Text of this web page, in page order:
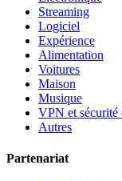
Streaming
Logiciel
Expérience
Alimentation
Voitures
Maison
Musique
VPN et sécurité
Autres
Partenariat